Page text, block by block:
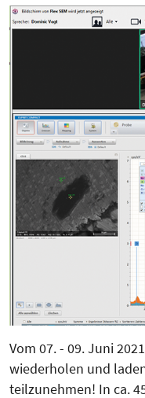
Vom 07. - 09. Juni
wiederholen und
teilzunehmen! In ca.